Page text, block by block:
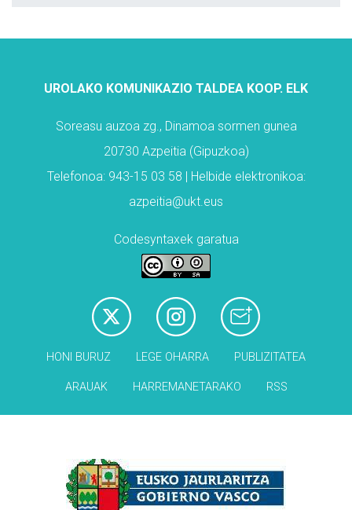
UROLAKO KOMUNIKAZIO TALDEA KOOP. ELK
Soreasu auzoa zg., Dinamoa sormen gunea
20730 Azpeitia (Gipuzkoa)
Telefonoa: 943-15 03 58 | Helbide elektronikoa:
azpeitia@ukt.eus
Codesyntaxek garatua
HONI BURUZ LEGE OHARRA PUBLIZITATEA
ARAUAK HARREMANETARAKO RSS